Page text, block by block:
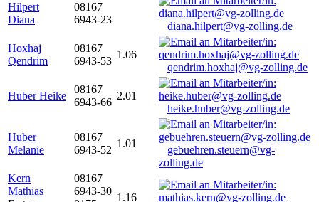
Hilpert
Diana
08167
6943-23
diana.hilpert@vg-zolling.de
Hoxhaj
Qendrim
08167
6943-53
1.06
qendrim.hoxhaj@vg-zolling.de
Huber Heike
08167
6943-66
2.01
heike.huber@vg-zolling.de
Huber
Melanie
08167
6943-52
1.01
gebuehren.steuern@vg-
zolling.de
Kern
Mathias
08167
6943-30
1.16